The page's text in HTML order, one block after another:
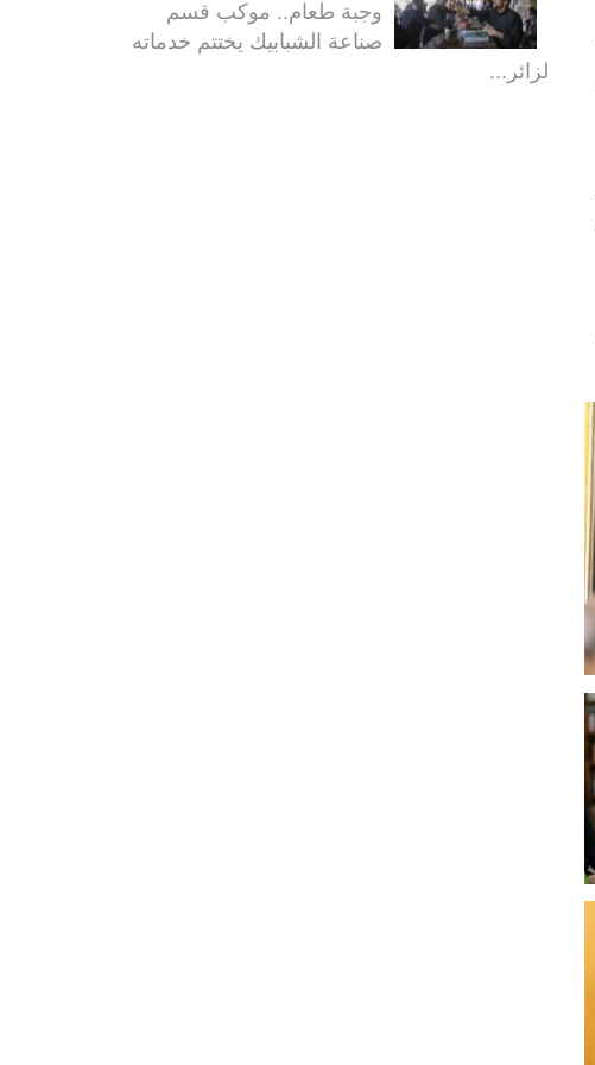
وجبة طعام.. موكب قسم
صناعة الشبابيك يختتم خدماته
لزائر...